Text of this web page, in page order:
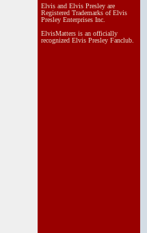
Elvis and Elvis Presley are
Registered Trademarks of Elvis
Presley Enterprises Inc.
ElvisMatters is an officially
recognized Elvis Presley Fanclub.